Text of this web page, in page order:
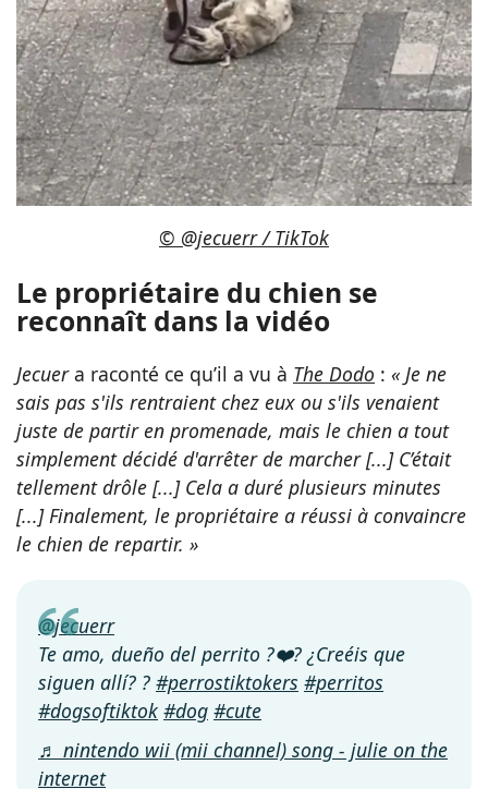
© @jecuerr / TikTok
Le propriétaire du chien se
reconnaît dans la vidéo
Jecuera raconté ce qu’il a vu à The Dodo : « Je ne
sais pas s'ils rentraient chez eux ou s'ils venaient
juste de partir en promenade, mais le chien a tout
simplement décidé d'arrêter de marcher [...] C’était
tellement drôle [...] Cela a duré plusieurs minutes
[...] Finalement, le propriétaire a réussi à convaincre
le chien de repartir. »
@jecuerr
Te amo, dueño del perrito ?❤️‍? ¿Creéis que
siguen allí? ? #perrostiktokers #perritos
#dogsoftiktok #dog #cute
♬ nintendo wii (mii channel) song - julie on the
internet